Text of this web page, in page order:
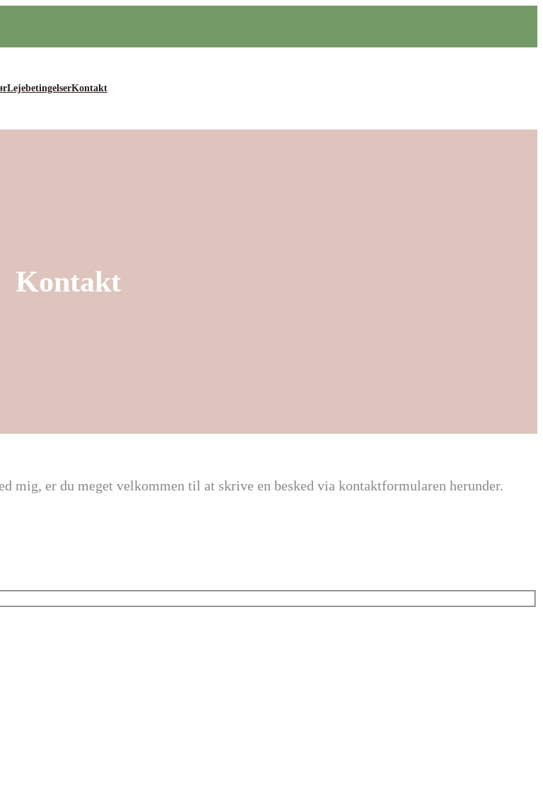
LejebetingelserKontakt
Kontakt
mig, er du meget velkommen til at skrive en besked via kontaktformularen herunder.